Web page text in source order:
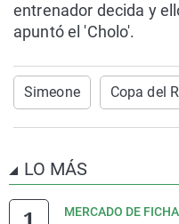
entrenador decida y
apuntó el 'Cholo'.
Simeone Copa del
LO MÁS
MERCADO DE